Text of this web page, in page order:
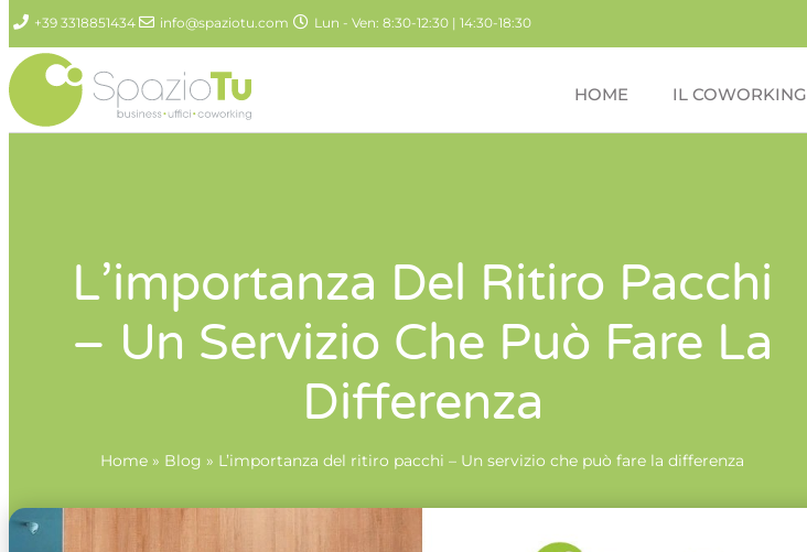
+39 3318851434 info@spaziotu.com Lun - Ven: 8:30-12:30 | 14:30-18:30
HOME IL COWORKING
L’importanza Del Ritiro Pacchi
– Un Servizio Che Può Fare La
Differenza
Home » Blog » L’importanza del ritiro pacchi – Un servizio che può fare la differenza